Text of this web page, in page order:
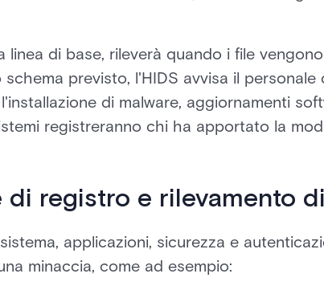
linea di base, rileverà quando i file
previsto, l'HIDS avvisa il
di malware, aggiornamenti
registreranno chi ha apportato la
registro e rilevamento
applicazioni, sicurezza e
minaccia, come ad esempio: